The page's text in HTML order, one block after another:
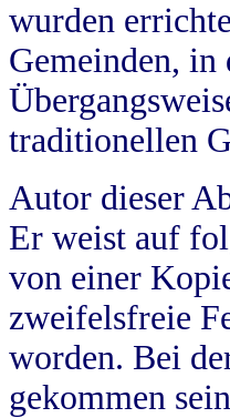
wurden
Gemeinden, in
traditionellen
Autor dieser
Er weist auf
von einer
zweifelsfreie
worden. Bei
gekommen